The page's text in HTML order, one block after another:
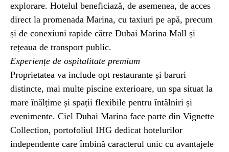
explorare. Hotelul beneficiază, de asemenea, de acces
direct la promenada Marina, cu taxiuri pe apă, precum
și de conexiuni rapide către Dubai Marina Mall și
rețeaua de transport public.
Experiențe de ospitalitate premium
Proprietatea va include opt restaurante și baruri
distincte, mai multe piscine exterioare, un spa situat la
mare înălțime și spații flexibile pentru întâlniri și
evenimente. Ciel Dubai Marina face parte din Vignette
Collection, portofoliul IHG dedicat hotelurilor
independente care îmbină caracterul unic cu avantajele